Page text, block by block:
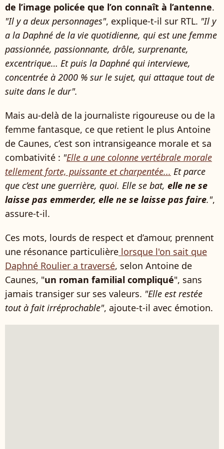
de l’image policée que l’on connaît à l’antenne.
"Il y a deux personnages", explique-t-il sur RTL. "Il y
a la Daphné de la vie quotidienne, qui est une femme
passionnée, passionnante, drôle, surprenante,
excentrique… Et puis la Daphné qui interviewe,
concentrée à 2000 % sur le sujet, qui attaque tout de
suite dans le dur".
Mais au-delà de la journaliste rigoureuse ou de la
femme fantasque, ce que retient le plus Antoine
de Caunes, c’est son intransigeance morale et sa
combativité : "Elle a une colonne vertébrale morale
tellement forte, puissante et charpentée... Et parce
que c’est une guerrière, quoi. Elle se bat, elle ne se
laisse pas emmerder, elle ne se laisse pas faire.",
assure-t-il.
Ces mots, lourds de respect et d’amour, prennent
une résonance particulière lorsque l'on sait que
Daphné Roulier a traversé, selon Antoine de
Caunes, "un roman familial compliqué", sans
jamais transiger sur ses valeurs. "Elle est restée
tout à fait irréprochable", ajoute-t-il avec émotion.